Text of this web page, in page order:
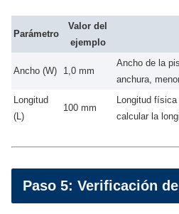
Parámetro
Valor del
ejemplo
Ancho (W) 1,0 mm
Ancho de la
anchura,
Longitud
(L)
100 mm
Longitud
calcular la
Paso 5: Verificación